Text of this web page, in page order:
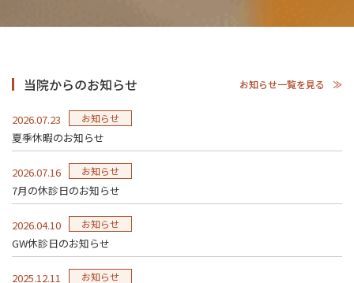
当院からのお知らせ お知らせ一覧を見る
2026.07.23 お知らせ
夏季休暇のお知らせ
2026.07.16 お知らせ
7月の休診日のお知らせ
2026.04.10 お知らせ
GW休診日のお知らせ
2025.12.11 お知らせ